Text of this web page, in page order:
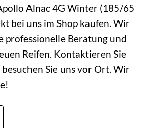
Alnac 4G Winter (185/65
bei uns im Shop kaufen. Wir
professionelle Beratung und
Reifen. Kontaktieren Sie
Sie uns vor Ort. Wir